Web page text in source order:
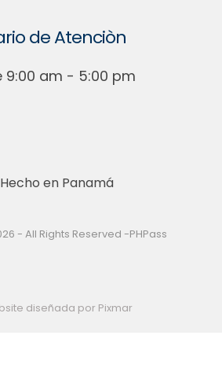
de Atenciòn
9:00 am - 5:00 pm
Hecho en Panamá
- All Rights Reserved -PHPass
diseñada por Pixmar